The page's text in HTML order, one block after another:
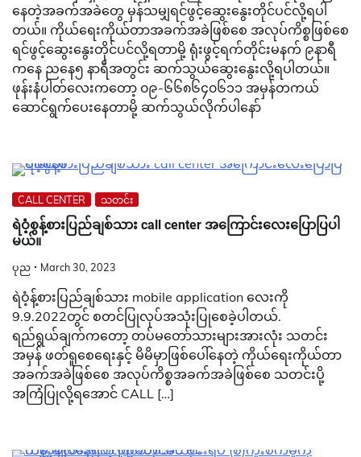
နေတဲ့အခက်အခဲတွေ မှန်သမျှရင်ဖွင့်ဆွေးနွေးတိုင်ပင်လို့ရပါ
တယ်။ ကိုယ်ရေးကိုယ်တာအခက်အခဲဖြစ်စေ အလုပ်ကိစ္စဖြစ်စေ
ရင်ဖွင့်ဆွေးနွေးတိုင်ပင်လို့ရတာမို့ ရုံးဖွင့်ရက်တိုင်းမနက် ၉နာရီ
ကနေ ညနေ၅ နာရီအတွင်း ဆက်သွယ်ဆွေးနွေးလို့ရပါတယ်။
ဖုန်းနံပါတ်လေးကတော့ ၀၉-၆၆၈၆၄၀၆၁၁ အမှန်တကယ်
ဆောင်ရွက်ပေးနေတာမို့ ဆက်သွယ်လိုက်ပါနော်
CALL CENTER သတင်း
ရဲဝံ့စွန့်စားပြည်ချစ်သား call center အကြောင်းလေးပြောပြပါ
မယ်။
ပုည March 30, 2023
ရဲဝံ့န့်စားပြည်ချစ်သား mobile application လေးကို
9.9.2022တွင် စတင်ပြုလုပ်အသုံးပြုစေခဲ့ပါတယ်.
ရည်ရွယ်ချက်ကတော့ တပ်မတော်သားများအားလုံး သတင်း
အမှန် ဖတ်ရူစေရေးနှင့် မိမိမှာဖြစ်ပေါ်နေတဲ့ ကိုယ်ရေးကိုယ်တာ
အခက်အခဲဖြစ်စေ အလုပ်ကိစ္စအခက်အခဲဖြစ်စေ သတင်းပို့
အကြံပြုလို့ရအောင် CALL […]